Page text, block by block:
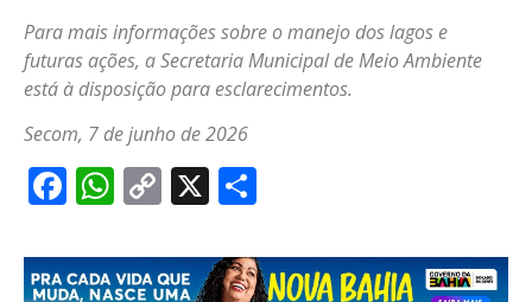
Para mais informações sobre o manejo dos lagos e
futuras ações, a Secretaria Municipal de Meio Ambiente
está à disposição para esclarecimentos.
Secom, 7 de junho de 2026
Facebook
WhatsApp
Copy
X